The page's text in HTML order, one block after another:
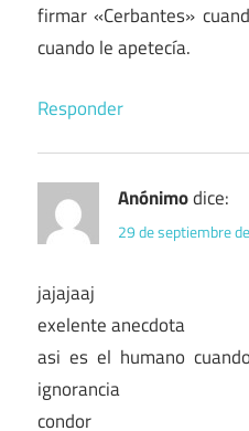
firmar «Cerbantes»
cuando le apetecía.
Responder
Anónimodice:
29 de septiembre
jajajaaj
exelente anecdota
asi es el humano
ignorancia
condor